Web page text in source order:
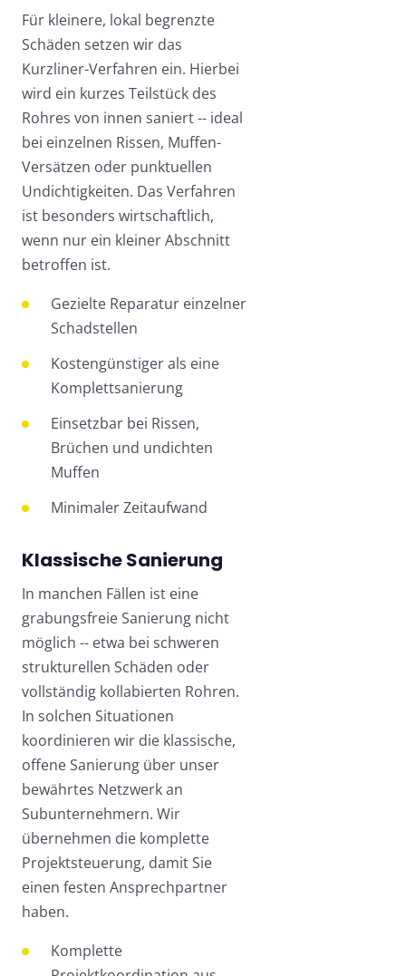
Für kleinere, lokal begrenzte
Schäden setzen wir das
Kurzliner-Verfahren ein. Hierbei
wird ein kurzes Teilstück des
Rohres von innen saniert -- ideal
bei einzelnen Rissen, Muffen-
Versätzen oder punktuellen
Undichtigkeiten. Das Verfahren
ist besonders wirtschaftlich,
wenn nur ein kleiner Abschnitt
betroffen ist.
Gezielte Reparatur einzelner
Schadstellen
Kostengünstiger als eine
Komplettsanierung
Einsetzbar bei Rissen,
Brüchen und undichten
Muffen
Minimaler Zeitaufwand
Klassische Sanierung
In manchen Fällen ist eine
grabungsfreie Sanierung nicht
möglich -- etwa bei schweren
strukturellen Schäden oder
vollständig kollabierten Rohren.
In solchen Situationen
koordinieren wir die klassische,
offene Sanierung über unser
bewährtes Netzwerk an
Subunternehmern. Wir
übernehmen die komplette
Projektsteuerung, damit Sie
einen festen Ansprechpartner
haben.
Komplette